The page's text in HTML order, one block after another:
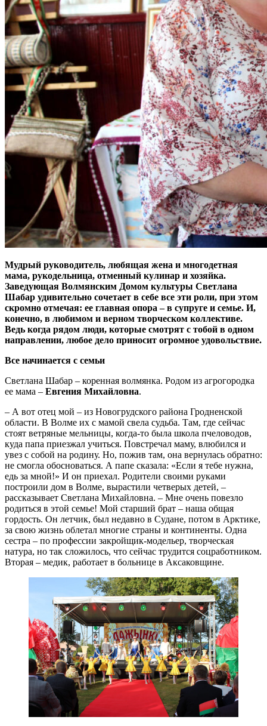
Мудрый руководитель, любящая жена и многодетная
мама, рукодельница, отменный кулинар и хозяйка.
Заведующая Волмянским Домом культуры Светлана
Шабар удивительно сочетает в себе все эти роли, при этом
скромно отмечая: ее главная опора – в супруге и семье. И,
конечно, в любимом и верном творческом коллективе.
Ведь когда рядом люди, которые смотрят с тобой в одном
направлении, любое дело приносит огромное удовольствие.
Все начинается с семьи
Светлана Шабар – коренная волмянка. Родом из агрогородка
ее мама – Евгения Михайловна.
– А вот отец мой – из Новогрудского района Гродненской
области. В Волме их с мамой свела судьба. Там, где сейчас
стоят ветряные мельницы, когда-то была школа пчеловодов,
куда папа приезжал учиться. Повстречал маму, влюбился и
увез с собой на родину. Но, пожив там, она вернулась обратно:
не смогла обосноваться. А папе сказала: «Если я тебе нужна,
едь за мной!» И он приехал. Родители своими руками
построили дом в Волме, вырастили четверых детей, –
рассказывает Светлана Михайловна. – Мне очень повезло
родиться в этой семье! Мой старший брат – наша общая
гордость. Он летчик, был недавно в Судане, потом в Арктике,
за свою жизнь облетал многие страны и континенты. Одна
сестра – по профессии закройщик-модельер, творческая
натура, но так сложилось, что сейчас трудится соцработником.
Вторая – медик, работает в больнице в Аксаковщине.